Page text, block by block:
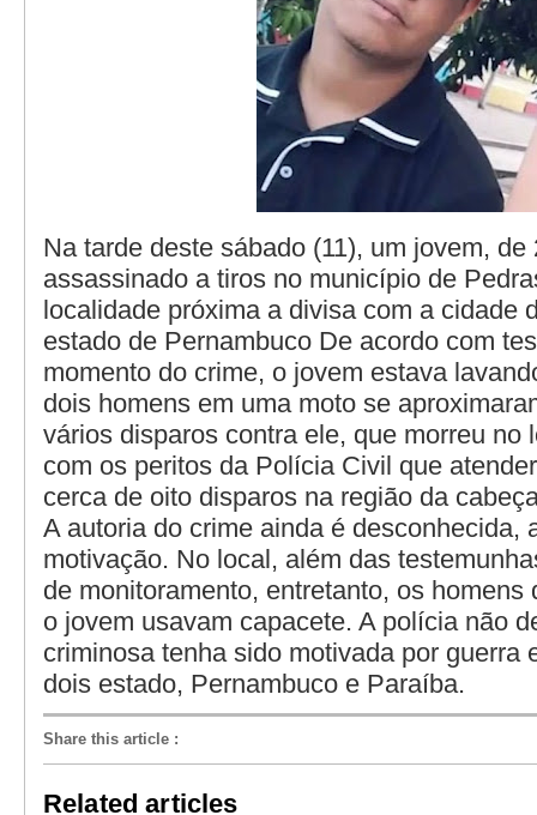
Na tarde deste sábado (11), um jovem,
assassinado a tiros no município de
localidade próxima a divisa com a cidade
estado de Pernambuco De acordo com
momento do crime, o jovem estava
dois homens em uma moto se
vários disparos contra ele, que morreu no
com os peritos da Polícia Civil que
cerca de oito disparos na região da
A autoria do crime ainda é desconhecida,
motivação. No local, além das
de monitoramento, entretanto, os homens
o jovem usavam capacete. A polícia não
criminosa tenha sido motivada por guerra
dois estado, Pernambuco e Paraíba.
Share this article :
Related articles